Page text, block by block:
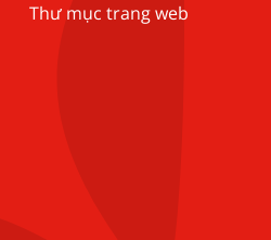
Thư mục trang web